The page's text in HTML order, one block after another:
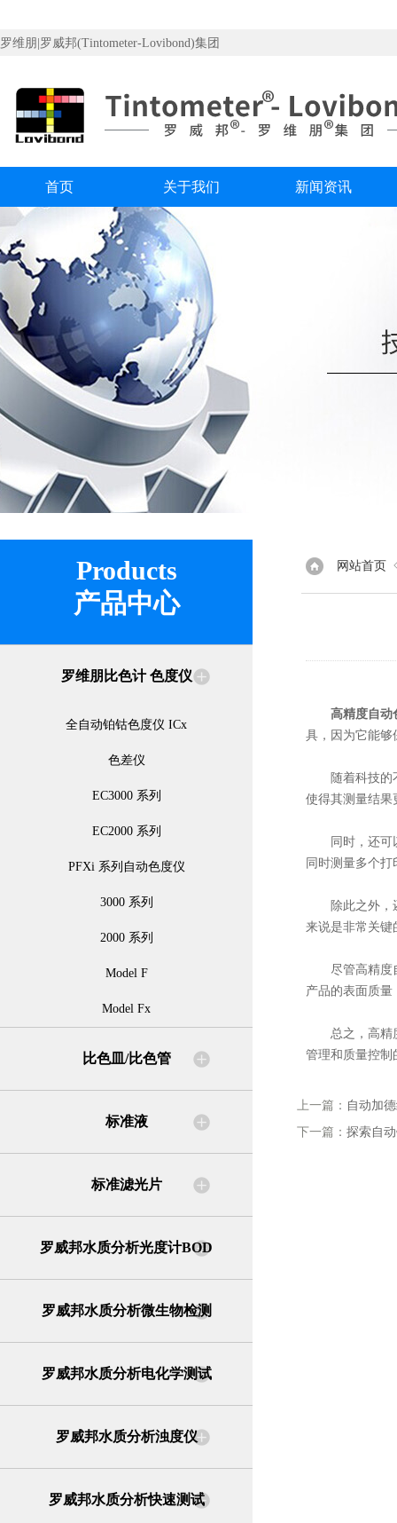
罗维朋|罗威邦(Tintometer-Lovibond)集团
首页 关于我们 新闻资讯
Products
产品中心
罗维朋比色计 色度仪
全自动铂钴色度仪 ICx
色差仪
EC3000 系列
EC2000 系列
PFXi 系列自动色度仪
3000 系列
2000 系列
Model F
Model Fx
比色皿/比色管
标准液
标准滤光片
罗威邦水质分析光度计BOD
罗威邦水质分析微生物检测
罗威邦水质分析电化学测试
罗威邦水质分析浊度仪
罗威邦水质分析快速测试
网站首页
高精度自动
具，因为它能够
随着科技的不
使得其测量结果
同时，还可以
同时测量多个
除此之外，还
来说是非常关键
尽管高精度自
产品的表面质
总之，高精度
管理和质量控制
上一篇： 自动加
下一篇： 探索自